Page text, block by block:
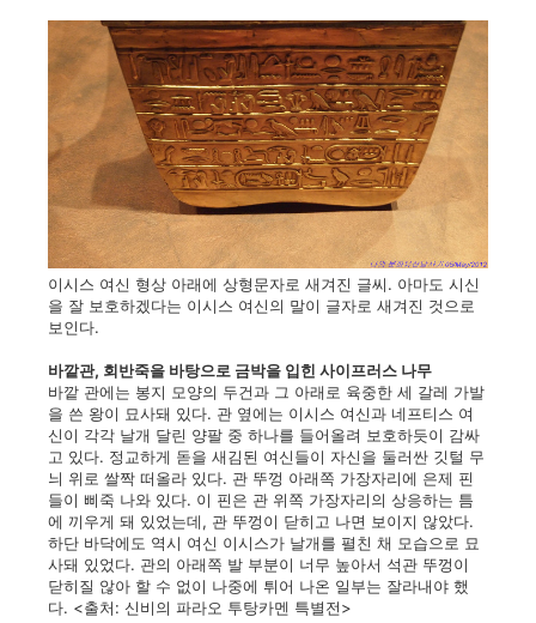
이시스 여신 형상 아래에 상형문자로 새겨진 글씨. 아마도 시신
을 잘 보호하겠다는 이시스 여신의 말이 글자로 새겨진 것으로
보인다.
바깥관, 회반죽을 바탕으로 금박을 입힌 사이프러스 나무
바깥 관에는 봉지 모양의 두건과 그 아래로 육중한 세 갈레 가발
을 쓴 왕이 묘사돼 있다. 관 옆에는 이시스 여신과 네프티스 여
신이 각각 날개 달린 양팔 중 하나를 들어올려 보호하듯이 감싸
고 있다. 정교하게 돋을 새김된 여신들이 자신을 둘러싼 깃털 무
늬 위로 쌀짝 떠올라 있다. 관 뚜껑 아래쪽 가장자리에 은제 핀
들이 삐죽 나와 있다. 이 핀은 관 위쪽 가장자리의 상응하는 틈
에 끼우게 돼 있었는데, 관 뚜껑이 닫히고 나면 보이지 않았다.
하단 바닥에도 역시 여신 이시스가 날개를 펼친 채 모습으로 묘
사돼 있었다. 관의 아래쪽 발 부분이 너무 높아서 석관 뚜껑이
닫히질 않아 할 수 없이 나중에 튀어 나온 일부는 잘라내야 했
다. <출처: 신비의 파라오 투탕카멘 특별전>